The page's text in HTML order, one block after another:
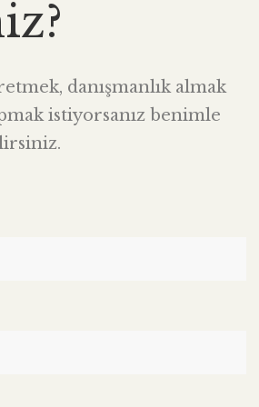
danışmanlık almak
istiyorsanız benimle